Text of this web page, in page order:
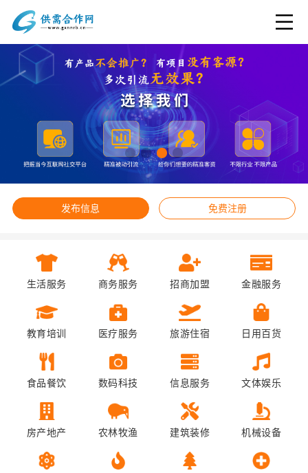
发布信息 免费注册
生活服务 商务服务 招商加盟 金融服务
教育培训 医疗服务 旅游住宿 日用百货
食品餐饮 数码科技 信息服务 文体娱乐
房产地产 农林牧渔 建筑装修 机械设备